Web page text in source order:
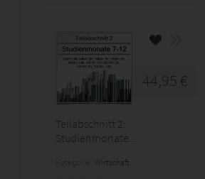
44,95 €
Teilabschnitt 2:
Studienmonate...
Wirtschaft